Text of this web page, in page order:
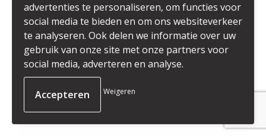
advertenties te personaliseren, om functies voor
social media te bieden en om ons websiteverkeer
te analyseren. Ook delen we informatie over uw
gebruik van onze site met onze partners voor
social media, adverteren en analyse.
Weigeren